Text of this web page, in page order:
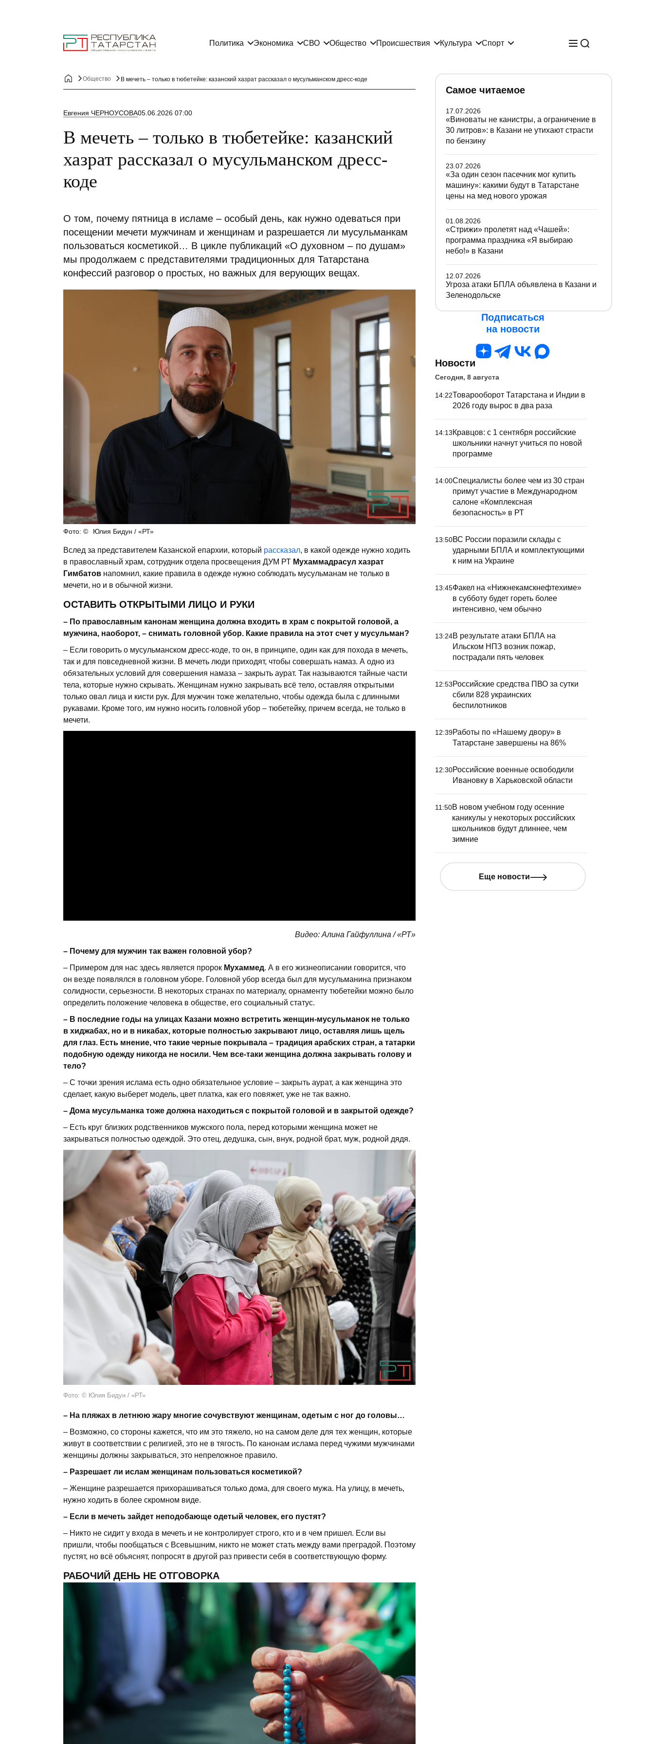
Политика Экономика СВО Общество Происшествия Культура Спорт
Общество В мечеть – только в тюбетейке: казанский хазрат рассказал о мусульманском дресс-коде
Евгения ЧЕРНОУСОВА05.06.2026 07:00
В мечеть – только в тюбетейке: казанский
хазрат рассказал о мусульманском дресс-
коде
О том, почему пятница в исламе – особый день, как нужно одеваться при
посещении мечети мужчинам и женщинам и разрешается ли мусульманкам
пользоваться косметикой… В цикле публикаций «О духовном – по душам»
мы продолжаем с представителями традиционных для Татарстана
конфессий разговор о простых, но важных для верующих вещах.
Юлия Бидун / «РТ»
Вслед за представителем Казанской епархии, который рассказал, в какой одежде нужно ходить
в православный храм, сотрудник отдела просвещения ДУМ РТ Мухаммадрасул хазрат
Гимбатов напомнил, какие правила в одежде нужно соблюдать мусульманам не только в
мечети, но и в обычной жизни.
ОСТАВИТЬ ОТКРЫТЫМИ ЛИЦО И РУКИ
По православным канонам женщина должна входить в храм с покрытой головой, а
мужчина, наоборот, – снимать головной убор. Какие правила на этот счет у мусульман?
Если говорить о мусульманском дресс-коде, то он, в принципе, один как для похода в мечеть,
так и для повседневной жизни. В мечеть люди приходят, чтобы совершать намаз. А одно из
обязательных условий для совершения намаза – закрыть аурат. Так называются тайные части
тела, которые нужно скрывать. Женщинам нужно закрывать всё тело, оставляя открытыми
только овал лица и кисти рук. Для мужчин тоже желательно, чтобы одежда была с длинными
рукавами. Кроме того, им нужно носить головной убор – тюбетейку, причем всегда, не только в
мечети.
Видео: Алина Гайфуллина / «РТ»
Почему для мужчин так важен головной убор?
Примером для нас здесь является пророк Мухаммед. А в его жизнеописании говорится, что
он везде появлялся в головном уборе. Головной убор всегда был для мусульманина признаком
солидности, серьезности. В некоторых странах по материалу, орнаменту тюбетейки можно было
определить положение человека в обществе, его социальный статус.
В последние годы на улицах Казани можно встретить женщин-мусульманок не только
в хиджабах, но и в никабах, которые полностью закрывают лицо, оставляя лишь щель
для глаз. Есть мнение, что такие черные покрывала – традиция арабских стран, а татарки
подобную одежду никогда не носили. Чем все-таки женщина должна закрывать голову и
тело?
С точки зрения ислама есть одно обязательное условие – закрыть аурат, а как женщина это
сделает, какую выберет модель, цвет платка, как его повяжет, уже не так важно.
Дома мусульманка тоже должна находиться с покрытой головой и в закрытой одежде?
Есть круг близких родственников мужского пола, перед которыми женщина может не
закрываться полностью одеждой. Это отец, дедушка, сын, внук, родной брат, муж, родной дядя.
Фото: © Юлия Бидун / «РТ»
На пляжах в летнюю жару многие сочувствуют женщинам, одетым с ног до головы…
Возможно, со стороны кажется, что им это тяжело, но на самом деле для тех женщин, которые
живут в соответствии с религией, это не в тягость. По канонам ислама перед чужими мужчинами
женщины должны закрываться, это непреложное правило.
Разрешает ли ислам женщинам пользоваться косметикой?
Женщине разрешается прихорашиваться только дома, для своего мужа. На улицу, в мечеть,
нужно ходить в более скромном виде.
Если в мечеть зайдет неподобающе одетый человек, его пустят?
Никто не сидит у входа в мечеть и не контролирует строго, кто и в чем пришел. Если вы
пришли, чтобы пообщаться с Всевышним, никто не может стать между вами преградой. Поэтому
пустят, но всё объяснят, попросят в другой раз привести себя в соответствующую форму.
РАБОЧИЙ ДЕНЬ НЕ ОТГОВОРКА
Самое читаемое
17.07.2026
«Виноваты не канистры, а ограничение в
30 литров»: в Казани не утихают страсти
по бензину
23.07.2026
«За один сезон пасечник мог купить
машину»: какими будут в Татарстане
цены на мед нового урожая
01.08.2026
«Стрижи» пролетят над «Чашей»:
программа праздника «Я выбираю
небо!» в Казани
12.07.2026
Угроза атаки БПЛА объявлена в Казани и
Зеленодольске
Подписаться
на новости
Новости
Сегодня, 8 августа
14:22Товарооборот Татарстана и Индии в
2026 году вырос в два раза
14:13Кравцов: с 1 сентября российские
школьники начнут учиться по новой
программе
14:00Специалисты более чем из 30 стран
примут участие в Международном
салоне «Комплексная
безопасность» в РТ
13:50ВС России поразили склады с
ударными БПЛА и комплектующими
к ним на Украине
13:45Факел на «Нижнекамскнефтехиме»
в субботу будет гореть более
интенсивно, чем обычно
13:24В результате атаки БПЛА на
Ильском НПЗ возник пожар,
пострадали пять человек
12:53Российские средства ПВО за сутки
сбили 828 украинских
беспилотников
12:39Работы по «Нашему двору» в
Татарстане завершены на 86%
12:30Российские военные освободили
Ивановку в Харьковской области
11:50В новом учебном году осенние
каникулы у некоторых российских
школьников будут длиннее, чем
зимние
Еще новости